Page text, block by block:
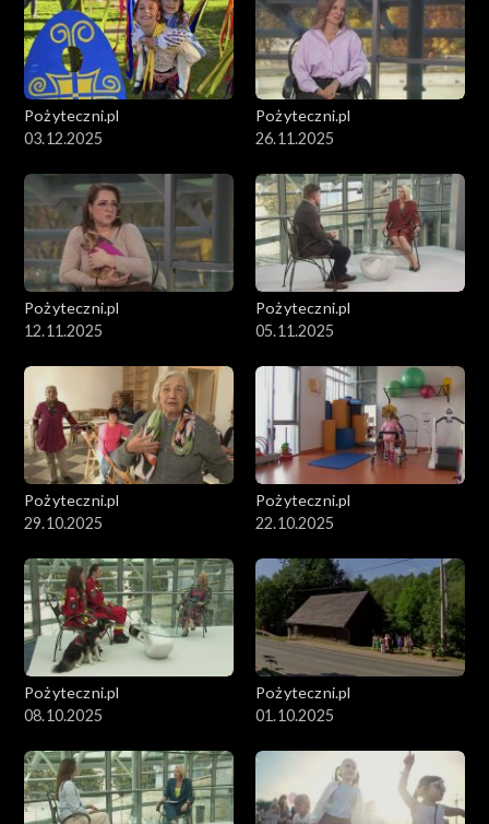
Pożyteczni.pl
03.12.2025
Pożyteczni.pl
26.11.2025
Pożyteczni.pl
12.11.2025
Pożyteczni.pl
05.11.2025
Pożyteczni.pl
29.10.2025
Pożyteczni.pl
22.10.2025
Pożyteczni.pl
08.10.2025
Pożyteczni.pl
01.10.2025